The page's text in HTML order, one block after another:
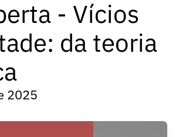
- Vícios
da teoria
2025